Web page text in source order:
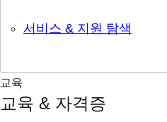
서비스 & 지원 탐색
교육
교육 & 자격증